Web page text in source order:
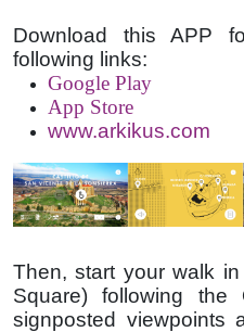
Download this APP
following links:
Google Play
App Store
www.arkikus.com
Then, start your walk in
Square) following
signposted viewpoints